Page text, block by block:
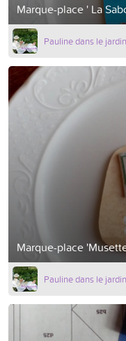
Marque-place ' La
Pauline dans le
Marque-place
Pauline dans le